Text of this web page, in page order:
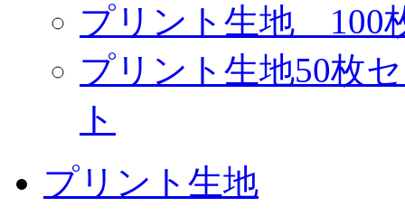
プリント生地 100
プリント生地50枚
ト
プリント生地